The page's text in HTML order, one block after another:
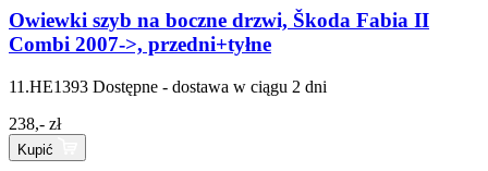
Owiewki szyb na boczne drzwi, Škoda Fabia II
Combi 2007->, przedni+tyłne
11.HE1393 Dostępne - dostawa w ciągu 2 dni
238,- zł
Kupić